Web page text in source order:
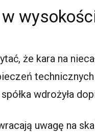
w
że kara na
wdrożyła
uwagę na